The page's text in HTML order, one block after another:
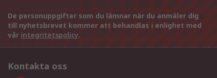
De personuppgifter som du lämnar när du anmäler dig
till nyhetsbrevet kommer att behandlas i enlighet med
vår integritetspolicy.
Kontakta oss